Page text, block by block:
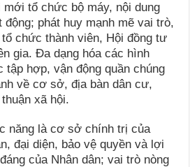
tổ chức bộ máy, nội dung
phát huy mạnh mẽ vai trò,
chức thành viên, Hội đồng tư
gia. Đa dạng hóa các hình
hợp, vận động quần chúng
về cơ sở, địa bàn dân cư,
xã hội.
năng là cơ sở chính trị của
đại diện, bảo vệ quyền và lợi
của Nhân dân; vai trò nòng